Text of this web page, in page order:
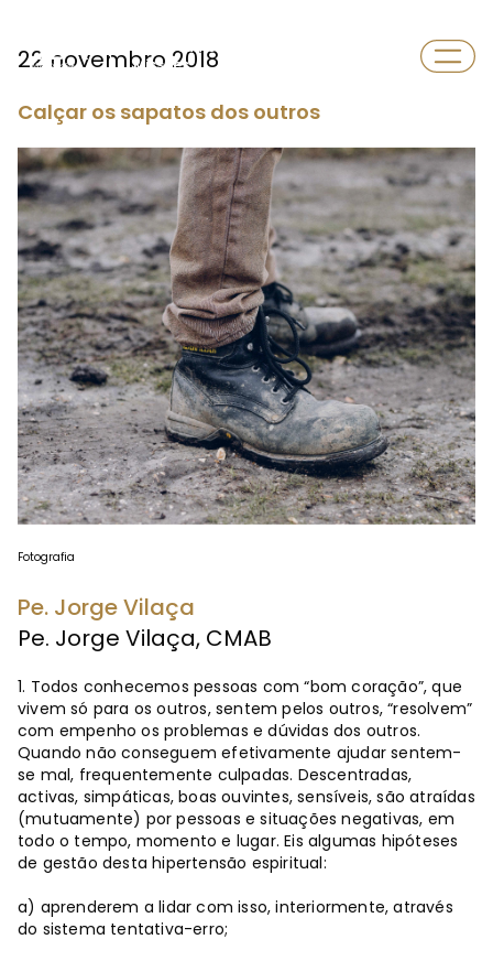
Departamento
Missões
22 novembro 2018
Calçar os sapatos dos outros
Fotografia
Pe. Jorge Vilaça
Pe. Jorge Vilaça, CMAB
1. Todos conhecemos pessoas com “bom coração”, que
vivem só para os outros, sentem pelos outros, “resolvem”
com empenho os problemas e dúvidas dos outros.
Quando não conseguem efetivamente ajudar sentem-
se mal, frequentemente culpadas. Descentradas,
activas, simpáticas, boas ouvintes, sensíveis, são atraídas
(mutuamente) por pessoas e situações negativas, em
todo o tempo, momento e lugar. Eis algumas hipóteses
de gestão desta hipertensão espiritual:
a) aprenderem a lidar com isso, interiormente, através
do sistema tentativa-erro;